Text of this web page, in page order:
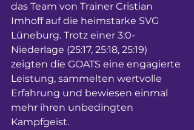
das Team von Trainer Cristian
Imhoff auf die heimstarke SVG
Lüneburg. Trotz einer 3:0-
Niederlage (25:17, 25:18, 25:19)
zeigten die GOATS eine engagierte
Leistung, sammelten wertvolle
Erfahrung und bewiesen einmal
mehr ihren unbedingten
Kampfgeist.